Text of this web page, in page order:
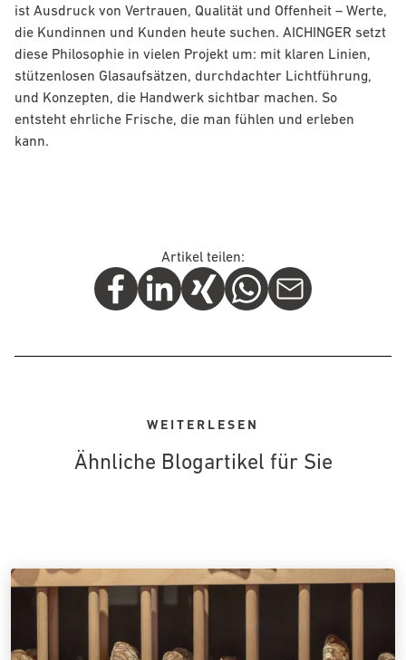
ist Ausdruck von Vertrauen, Qualität und Offenheit – Werte,
die Kundinnen und Kunden heute suchen. AICHINGER setzt
diese Philosophie in vielen Projekt um: mit klaren Linien,
stützenlosen Glasaufsätzen, durchdachter Lichtführung,
und Konzepten, die Handwerk sichtbar machen. So
entsteht ehrliche Frische, die man fühlen und erleben
kann.
Artikel teilen:
WEITERLESEN
Ähnliche Blogartikel für Sie